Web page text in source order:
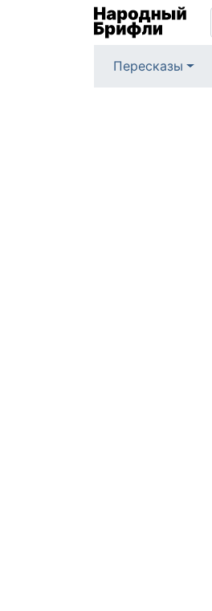
Пересказы